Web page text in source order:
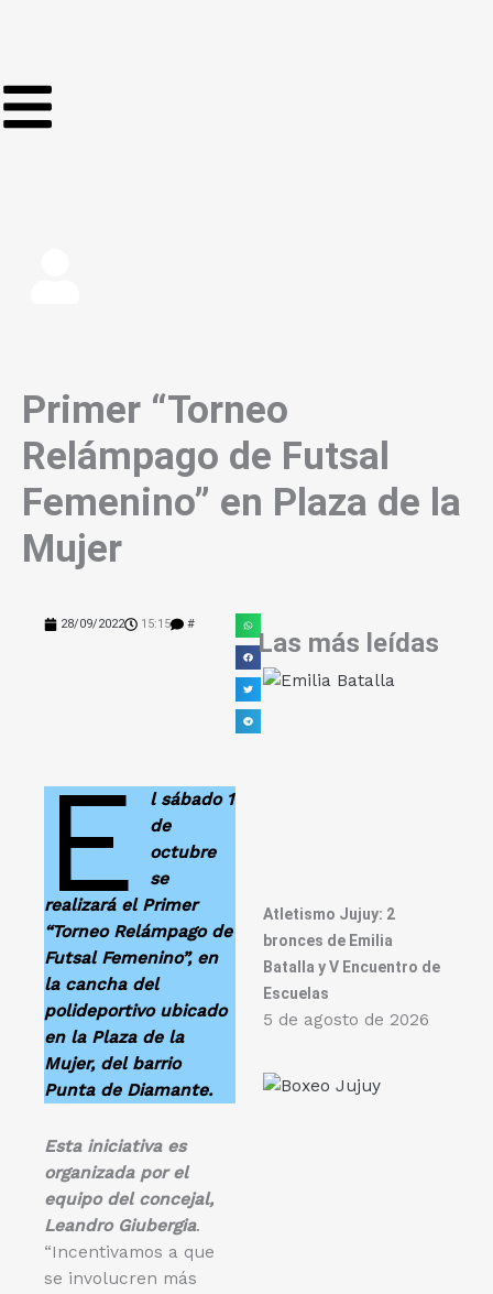
Primer “Torneo
Relámpago de Futsal
Femenino” en Plaza de la
Mujer
28/09/2022 15:15 #
E
l sábado 1
de
octubre
se
realizará el Primer
“Torneo Relámpago de
Futsal Femenino”, en
la cancha del
polideportivo ubicado
en la Plaza de la
Mujer, del barrio
Punta de Diamante.
Esta iniciativa es
organizada por el
equipo del concejal,
Leandro Giubergia.
“Incentivamos a que
se involucren más
Las más leídas
Atletismo Jujuy: 2
bronces de Emilia
Batalla y V Encuentro de
Escuelas
5 de agosto de 2026